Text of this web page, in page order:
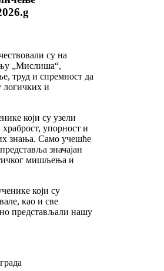
су на
„Мислиша“,
труд и спремност да
логичких и
који су узели
упорност и
знања. Само учешће
значајан
мишљења и
који су
као и све
представљали нашу